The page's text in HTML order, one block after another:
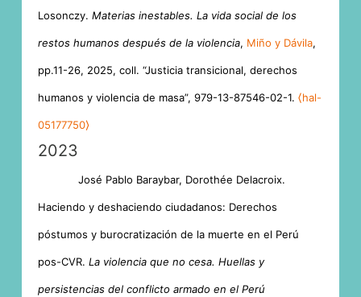
Losonczy. Materias inestables. La vida social de los
restos humanos después de la violencia, Miño y Dávila,
pp.11-26, 2025, coll. “Justicia transicional, derechos
humanos y violencia de masa”, 979-13-87546-02-1. ⟨hal-
05177750⟩
2023
José Pablo Baraybar, Dorothée Delacroix.
Haciendo y deshaciendo ciudadanos: Derechos
póstumos y burocratización de la muerte en el Perú
pos-CVR. La violencia que no cesa. Huellas y
persistencias del conflicto armado en el Perú